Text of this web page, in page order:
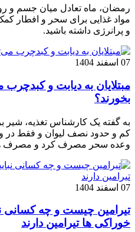
رمضان،‌ ماه تعادل میان جسم و
مواد غذایی برای سحر و افطار
و پرانرژی داشته باشید.
07 اسفند 1404
مبتلایان به دیابت و
بخورند؟
به گفته یک کارشناس تغذیه، شیر
کم و حدود نصف لیوان و فقط در
وعده سحر مصرف کرد و مصرف
07 اسفند 1404
تیرامین چیست و چه کسانی
خوراکی ها تیرامین دارند